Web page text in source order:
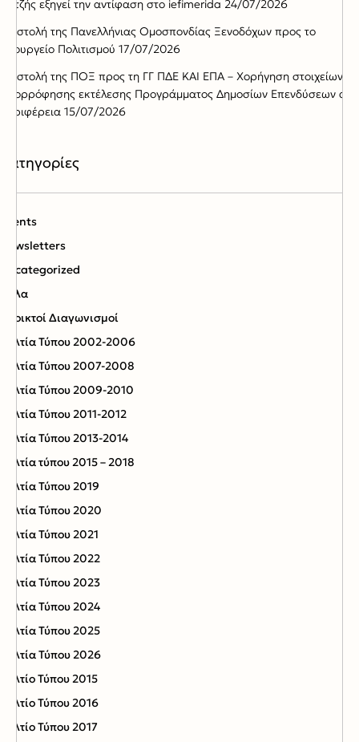
Χατζής εξηγεί την αντίφαση στο iefimerida 24/07/2026
Επιστολή της Πανελλήνιας Ομοσπονδίας Ξενοδόχων προς το
Υπουργείο Πολιτισμού 17/07/2026
Επιστολή της ΠΟΞ προς τη ΓΓ ΠΔΕ ΚΑΙ ΕΠΑ – Χορήγηση στοιχείων
απορρόφησης εκτέλεσης Προγράμματος Δημοσίων Επενδύσεων ανά
Περιφέρεια 15/07/2026
Kατηγορίες
Events
Newsletters
Uncategorized
Αλλα
Ανοικτοί Διαγωνισμoί
Δελτία Τύπου 2002-2006
Δελτία Τύπου 2007-2008
Δελτία Τύπου 2009-2010
Δελτία Τύπου 2011-2012
Δελτία Τύπου 2013-2014
Δελτία τύπου 2015 – 2018
Δελτία Τύπου 2019
Δελτία Τύπου 2020
Δελτία Τύπου 2021
Δελτία Τύπου 2022
Δελτία Τύπου 2023
Δελτία Τύπου 2024
Δελτία Τύπου 2025
Δελτία Τύπου 2026
Δελτίο Τύπου 2015
Δελτίο Τύπου 2016
Δελτίο Τύπου 2017